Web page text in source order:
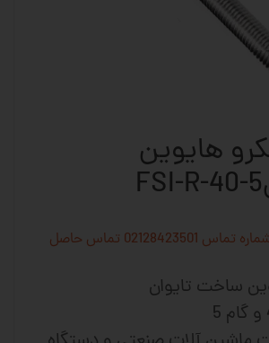
هایوین
برای استعلام قیمت با شماره تماس 02128423501 تماس حاصل
ساخت تایوان